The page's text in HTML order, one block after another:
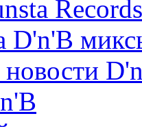
Records
D'n'B
новости